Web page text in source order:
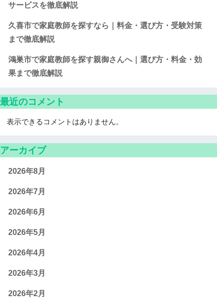
サービスを徹底解説
久喜市で家庭教師を探すなら｜料金・選び方・受験対策
まで徹底解説
鴻巣市で家庭教師を探す親御さんへ｜選び方・料金・効
果まで徹底解説
最近のコメント
表示できるコメントはありません。
アーカイブ
2026年8月
2026年7月
2026年6月
2026年5月
2026年4月
2026年3月
2026年2月